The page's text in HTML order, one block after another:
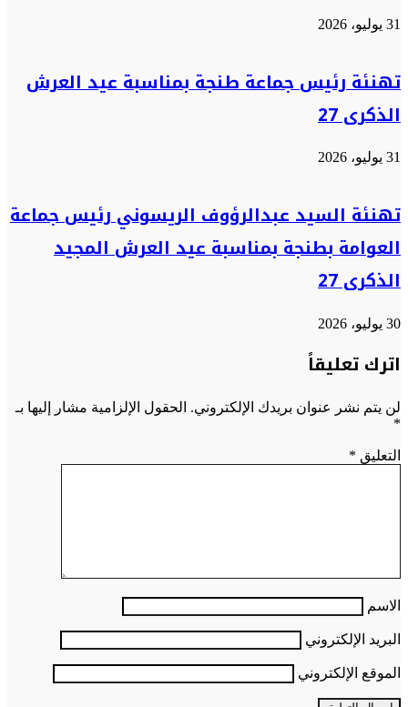
31 يوليو، 2026
تهنئة رئيس جماعة طنجة بمناسبة عيد العرش
الذكرى 27
31 يوليو، 2026
تهنئة السيد عبدالرؤوف الريسوني رئيس جماعة
العوامة بطنجة بمناسبة عيد العرش المجيد
الذكرى 27
30 يوليو، 2026
اترك تعليقاً
لن يتم نشر عنوان بريدك الإلكتروني. الحقول الإلزامية مشار إليها بـ
*
التعليق *
الاسم
البريد الإلكتروني
الموقع الإلكتروني